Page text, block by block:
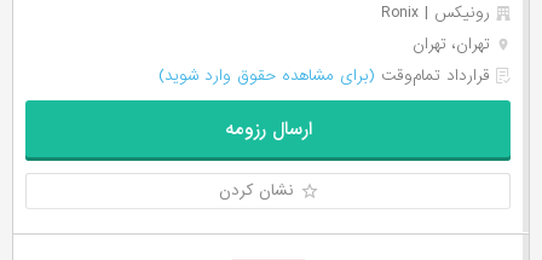
رونیکس | Ronix
تهران، تهران
قرارداد تمام‌وقت (برای مشاهده حقوق وارد شوید)
ارسال رزومه
نشان کردن